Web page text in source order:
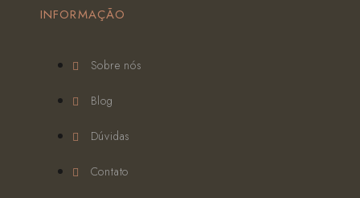
INFORMAÇÃO
Sobre nós
Blog
Dúvidas
Contato